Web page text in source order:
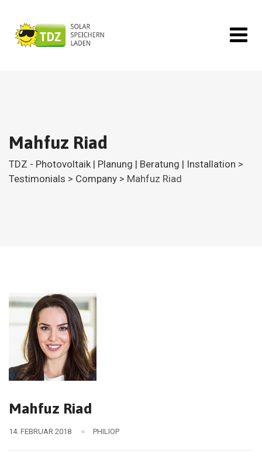
content
Mahfuz Riad
TDZ - Photovoltaik | Planung | Beratung | Installation >
Testimonials > Company > Mahfuz Riad
Mahfuz Riad
14. FEBRUAR 2018 PHILIOP